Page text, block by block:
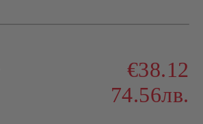
€38.12
74.56лв.